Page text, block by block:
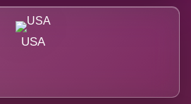
USA